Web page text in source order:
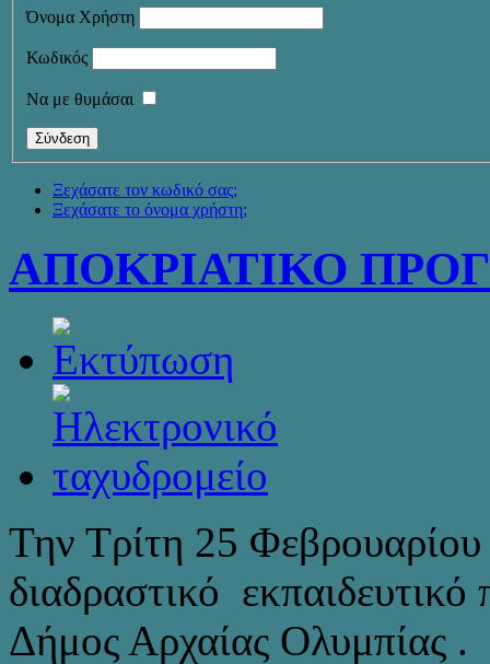
Όνομα Χρήστη
Κωδικός
Να με θυμάσαι
Ξεχάσατε τον κωδικό σας;
Ξεχάσατε το όνομα χρήστη;
ΑΠΟΚΡΙΑΤΙΚΟ
Την Τρίτη 25
διαδραστικό
Δήμος Αρχαίας Ολυμπίας .